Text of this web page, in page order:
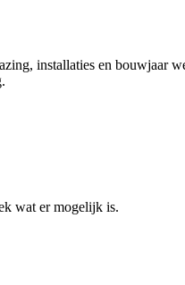
installaties en bouwjaar
wat er mogelijk is.